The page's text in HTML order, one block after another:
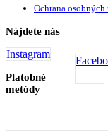
Ochrana
Nájdete nás
Instagram
Platobné
metódy